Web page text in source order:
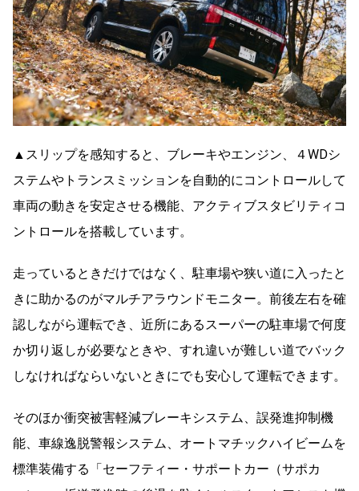
▲スリップを感知すると、ブレーキやエンジン、４WDシ
ステムやトランスミッションを自動的にコントロールして
車両の動きを安定させる機能、アクティブスタビリティコ
ントロールを搭載しています。
走っているときだけではなく、駐車場や狭い道に入ったと
きに助かるのがマルチアラウンドモニター。前後左右を確
認しながら運転でき、近所にあるスーパーの駐車場で何度
か切り返しが必要なときや、すれ違いが難しい道でバック
しなければならいないときにでも安心して運転できます。
そのほか衝突被害軽減ブレーキシステム、誤発進抑制機
能、車線逸脱警報システム、オートマチックハイビームを
標準装備する「セーフティー・サポートカー（サポカ